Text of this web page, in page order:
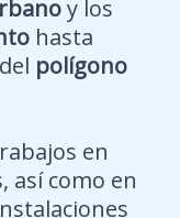
y los
hasta
polígono
en
así como en